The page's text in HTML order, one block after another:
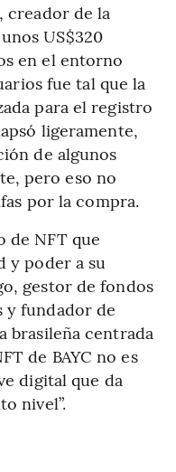
creador de la
US$320
en el entorno
fue tal que la
para el registro
ligeramente,
de algunos
pero eso no
por la compra.
de NFT que
y poder a su
gestor de fondos
y fundador de
brasileña centrada
de BAYC no es
digital que da
nivel”.